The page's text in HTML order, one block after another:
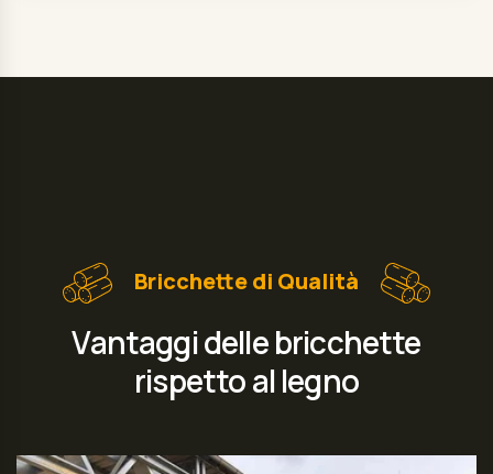
Bricchette di Qualità
Vantaggi delle bricchette
rispetto al legno
Bricchette di legno duro e